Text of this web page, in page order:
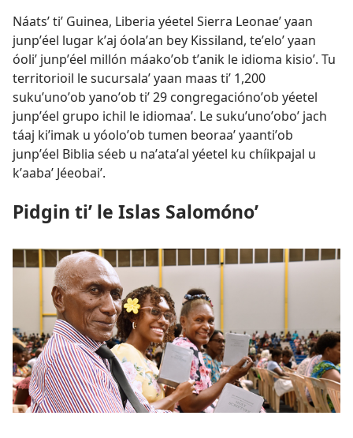
Náatsʼ tiʼ Guinea, Liberia yéetel Sierra Leonaeʼ yaan
junpʼéel lugar kʼaj óolaʼan bey Kissiland, teʼeloʼ yaan
óoliʼ junpʼéel millón máakoʼob tʼanik le idioma kisioʼ. Tu
territorioil le sucursalaʼ yaan maas tiʼ 1,200
sukuʼunoʼob yanoʼob tiʼ 29 congregaciónoʼob yéetel
junpʼéel grupo ichil le idiomaaʼ. Le sukuʼunoʼoboʼ jach
táaj kiʼimak u yóoloʼob tumen beoraaʼ yaantiʼob
junpʼéel Biblia séeb u naʼataʼal yéetel ku chíikpajal u
kʼaabaʼ Jéeobaiʼ.
Pidgin tiʼ le Islas Salomónoʼ